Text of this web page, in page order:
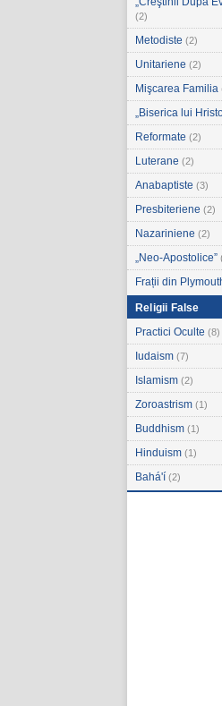
(2)
Metodiste (2)
Unitariene (2)
Mişcarea Familia
„Biserica lui
Reformate (2)
Luterane (2)
Anabaptiste (3)
Presbiteriene (2)
Nazariniene (2)
„Neo-Apostolice”
Frații din
Religii False
Practici Oculte (8)
Iudaism (7)
Islamism (2)
Zoroastrism (1)
Buddhism (1)
Hinduism (1)
Bahá'í (2)